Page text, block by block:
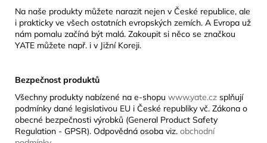
Na naše produkty můžete narazit nejen v České republice, ale
i prakticky ve všech ostatních evropských zemích. A Evropa už
nám pomalu začíná být malá. Zakoupit si něco se značkou
YATE můžete např. i v Jižní Koreji.
Bezpečnost produktů
Všechny produkty nabízené na e-shopu www.yate.cz splňují
podmínky dané legislativou EU i České republiky vč. Zákona o
obecné bezpečnosti výrobků (General Product Safety
Regulation - GPSR). Odpovědná osoba viz. obchodní